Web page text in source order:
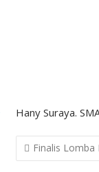
Hany Suraya.
Post
navigation
Finalis